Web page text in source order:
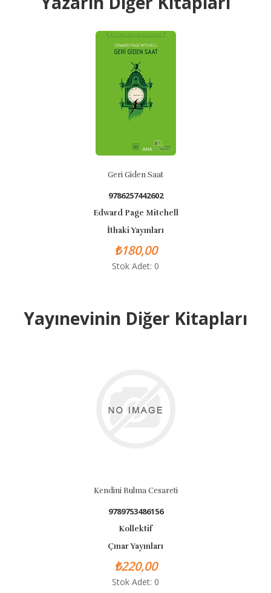
Geri Giden Saat
9786257442602
Edward Page Mitchell
İthaki Yayınları
₺180,00
Stok Adet: 0
Yayınevinin Diğer Kitapları
Kendini Bulma Cesareti
9789753486156
Kollektif
Çınar Yayınları
₺220,00
Stok Adet: 0